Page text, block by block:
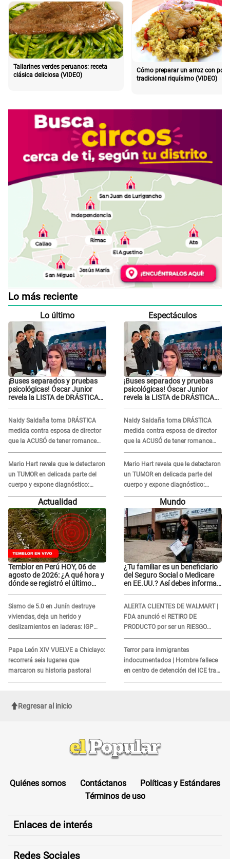
Tallarines verdes peruanos: receta
clásica deliciosa (VIDEO)
Cómo preparar un arroz con pollo
tradicional riquísimo (VIDEO)
Lo más reciente
Lo último
¡Buses separados y pruebas
psicológicas! Óscar Junior
revela la LISTA de DRÁSTICAS
Naldy Saldaña
Naldy Saldaña toma DRÁSTICA
medida contra esposa de director
que la ACUSÓ de tener romance
con él: "Muy triste..."
Mario Hart revela que le detectaron
un TUMOR en delicada parte del
cuerpo y expone diagnóstico:
"Dolores muy fuertes..."
Espectáculos
¡Buses separados y pruebas
psicológicas! Óscar Junior
revela la LISTA de DRÁSTICAS
Naldy Saldaña
Naldy Saldaña toma DRÁSTICA
medida contra esposa de director
que la ACUSÓ de tener romance
con él: "Muy triste..."
Mario Hart revela que le detectaron
un TUMOR en delicada parte del
cuerpo y expone diagnóstico:
"Dolores muy fuertes..."
Actualidad
Temblor en Perú HOY, 06 de
agosto de 2026: ¿A qué hora y
dónde se registró el último
Sismo de 5.0 en Junín destruye
viviendas, deja un herido y
deslizamientos en laderas: IGP
alerta sobre posibles réplicas
Papa León XIV VUELVE a Chiclayo:
recorrerá seis lugares que
marcaron su historia pastoral
Mundo
¿Tu familiar es un beneficiario
del Seguro Social o Medicare
en EE.UU.? Así debes informar
ALERTA CLIENTES DE WALMART |
FDA anunció el RETIRO DE
PRODUCTO por ser un RIESGO
MORTAL para consumidores: ¿Cuál
es?
Terror para inmigrantes
indocumentados | Hombre fallece
en centro de detención del ICE tras
sufrir una "emergencia médica"
Regresar al inicio
Quiénes somos Contáctanos
Políticas y Estándares
Términos de uso
Enlaces de interés
Redes Sociales